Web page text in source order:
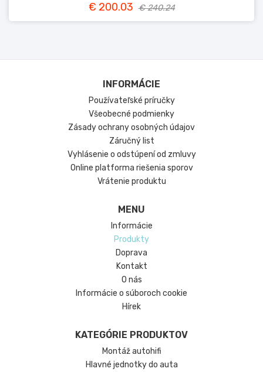
€ 200.03 € 240.24
INFORMÁCIE
Používateľské príručky
Všeobecné podmienky
Zásady ochrany osobných údajov
Záručný list
Vyhlásenie o odstúpení od zmluvy
Online platforma riešenia sporov
Vrátenie produktu
MENU
Informácie
Produkty
Doprava
Kontakt
O nás
Informácie o súboroch cookie
Hírek
KATEGÓRIE PRODUKTOV
Montáž autohifi
Hlavné jednotky do auta